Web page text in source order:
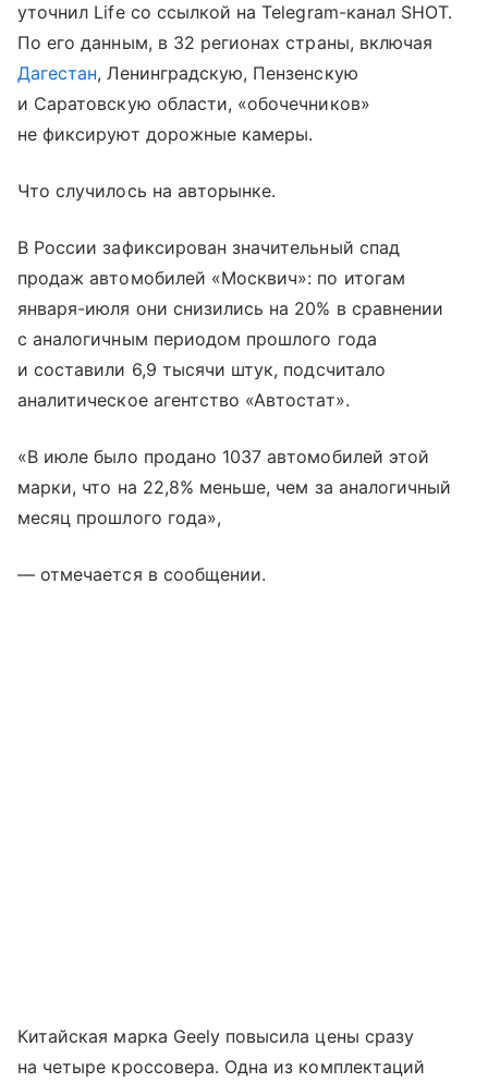
уточнил Life со ссылкой на Telegram-канал SHOT.
По его данным, в 32 регионах страны, включая
Дагестан, Ленинградскую, Пензенскую
и Саратовскую области, «обочечников»
не фиксируют дорожные камеры.
Что случилось на авторынке.
В России зафиксирован значительный спад
продаж автомобилей «Москвич»: по итогам
января-июля они снизились на 20% в сравнении
с аналогичным периодом прошлого года
и составили 6,9 тысячи штук, подсчитало
аналитическое агентство «Автостат».
«В июле было продано 1037 автомобилей этой
марки, что на 22,8% меньше, чем за аналогичный
месяц прошлого года»,
— отмечается в сообщении.
Китайская марка Geely повысила цены сразу
на четыре кроссовера. Одна из комплектаций